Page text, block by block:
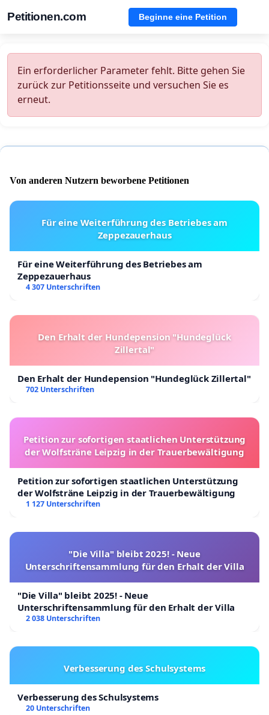
Petitionen.com Beginne eine Petition
Ein erforderlicher Parameter fehlt. Bitte gehen Sie
zurück zur Petitionsseite und versuchen Sie es
erneut.
Von anderen Nutzern beworbene Petitionen
Für eine Weiterführung des Betriebes am
Zeppezauerhaus
Für eine Weiterführung des Betriebes am
Zeppezauerhaus
4 307 Unterschriften
Den Erhalt der Hundepension "Hundeglück
Zillertal"
Den Erhalt der Hundepension "Hundeglück Zillertal"
702 Unterschriften
Petition zur sofortigen staatlichen Unterstützung
der Wolfsträne Leipzig in der Trauerbewältigung
Petition zur sofortigen staatlichen Unterstützung
der Wolfsträne Leipzig in der Trauerbewältigung
1 127 Unterschriften
"Die Villa" bleibt 2025! - Neue
Unterschriftensammlung für den Erhalt der Villa
"Die Villa" bleibt 2025! - Neue
Unterschriftensammlung für den Erhalt der Villa
2 038 Unterschriften
Verbesserung des Schulsystems
Verbesserung des Schulsystems
20 Unterschriften